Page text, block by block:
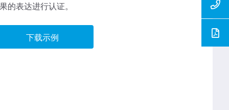
的表达进行认证。
下载示例